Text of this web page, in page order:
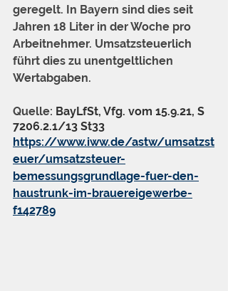
geregelt. In Bayern sind dies seit
Jahren 18 Liter in der Woche pro
Arbeitnehmer. Umsatzsteuerlich
führt dies zu unentgeltlichen
Wertabgaben.
Quelle: BayLfSt, Vfg. vom 15.9.21, S
7206.2.1/13 St33
https://www.iww.de/astw/umsatzst
euer/umsatzsteuer-
bemessungsgrundlage-fuer-den-
haustrunk-im-brauereigewerbe-
f142789